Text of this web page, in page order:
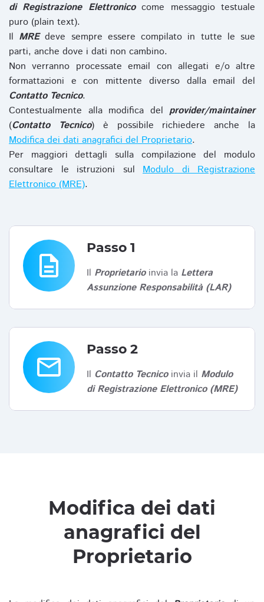
di Registrazione Elettronicocome messaggio testuale
puro (plain text).
Il MREdeve sempre essere compilato in tutte le sue
parti, anche dove i dati non cambino.
Non verranno processate email con allegati e/o altre
formattazioni e con mittente diverso dalla email del
Contatto Tecnico.
Contestualmente alla modifica del provider/maintainer
(Contatto Tecnico) è possibile richiedere anche la
Modifica dei dati anagrafici del Proprietario.
Per maggiori dettagli sulla compilazione del modulo
consultare le istruzioni sul Modulo di Registrazione
Elettronico (MRE).
description
Passo 1
Il Proprietarioinvia la Lettera
Assunzione Responsabilità (LAR)
email
Passo 2
Il Contatto Tecnicoinvia il Modulo
di Registrazione Elettronico (MRE)
Modifica dei dati
anagrafici del
Proprietario